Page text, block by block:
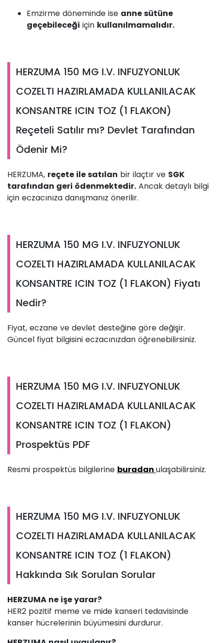
Emzirme döneminde ise anne sütüne
geçebileceği için kullanılmamalıdır.
HERZUMA 150 MG I.V. INFUZYONLUK
COZELTI HAZIRLAMADA KULLANILACAK
KONSANTRE ICIN TOZ (1 FLAKON)
Reçeteli Satılır mı? Devlet Tarafından
Ödenir Mi?
HERZUMA, reçete ile satılan bir ilaçtır ve SGK
tarafından geri ödenmektedir. Ancak detaylı bilgi
için eczacınıza danışmanız önerilir.
HERZUMA 150 MG I.V. INFUZYONLUK
COZELTI HAZIRLAMADA KULLANILACAK
KONSANTRE ICIN TOZ (1 FLAKON) Fiyatı
Nedir?
Fiyat, eczane ve devlet desteğine göre değişir.
Güncel fiyat bilgisini eczacınızdan öğrenebilirsiniz.
HERZUMA 150 MG I.V. INFUZYONLUK
COZELTI HAZIRLAMADA KULLANILACAK
KONSANTRE ICIN TOZ (1 FLAKON)
Prospektüs PDF
Resmi prospektüs bilgilerine buradan ulaşabilirsiniz.
HERZUMA 150 MG I.V. INFUZYONLUK
COZELTI HAZIRLAMADA KULLANILACAK
KONSANTRE ICIN TOZ (1 FLAKON)
Hakkında Sık Sorulan Sorular
HERZUMA ne işe yarar?
HER2 pozitif meme ve mide kanseri tedavisinde
kanser hücrelerinin büyümesini durdurur.